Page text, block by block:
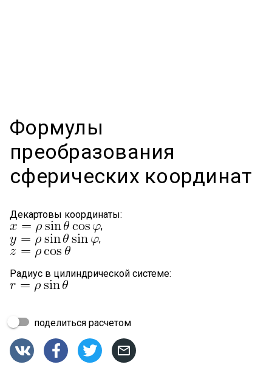
Формулы
преобразования
сферических координат
Декартовы координаты:
,
,
Радиус в цилиндрической системе:
поделиться расчетом
   